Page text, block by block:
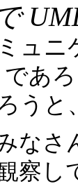
で
ュニ
あ
うと
なさ
察し